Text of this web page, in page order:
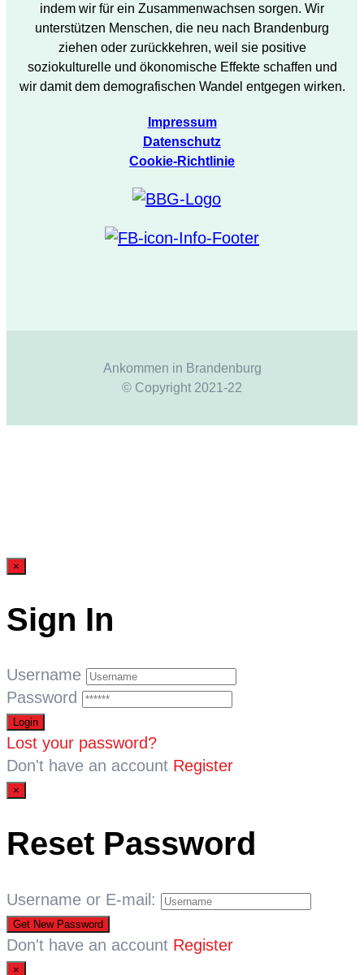
indem wir für ein Zusammenwachsen sorgen. Wir
unterstützen Menschen, die neu nach Brandenburg
ziehen oder zurückkehren, weil sie positive
soziokulturelle und ökonomische Effekte schaffen und
wir damit dem demografischen Wandel entgegen wirken.
Impressum
Datenschutz
Cookie-Richtlinie
Ankommen in Brandenburg
© Copyright 2021-22
×
Sign In
Username
Password
Lost your password?
Don't have an account Register
×
Reset Password
Username or E-mail:
Don't have an account Register
×